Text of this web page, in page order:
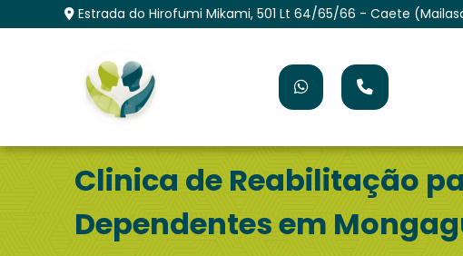
Estrada do Hirofumi Mikami, 501 Lt 64/65/66 - Caete
Clinica de Reabilitação
Dependentes em